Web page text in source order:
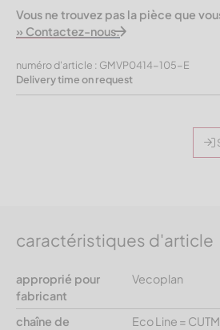
Vous ne trouvez pas la pièce que
» Contactez-nous.
numéro d'article : GMVP0414-105-E
Delivery time on request
caractéristiques d'article
approprié pour
fabricant
Vecoplan
chaîne de
Eco Line =